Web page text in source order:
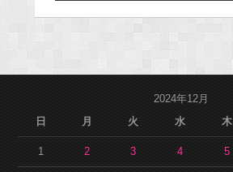
2024年12月
日
月 火 水 木
1 2 3 4 5